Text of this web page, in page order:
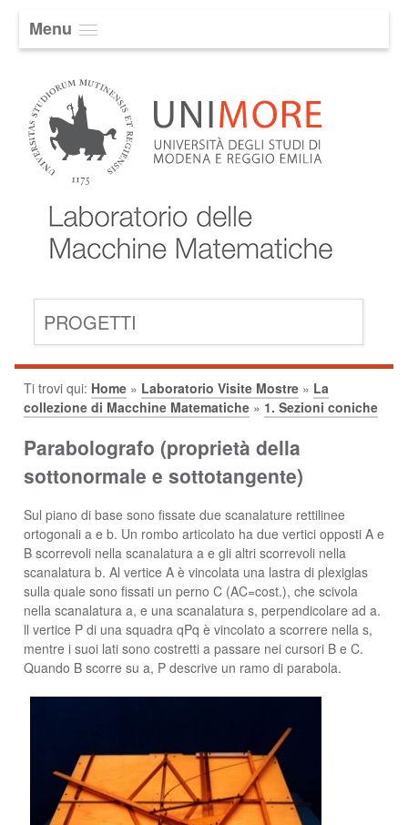
Menu
PROGETTI
Ti trovi qui: Home » Laboratorio Visite Mostre » La
collezione di Macchine Matematiche » 1. Sezioni coniche
Parabolografo (proprietà della
sottonormale e sottotangente)
Sul piano di base sono fissate due scanalature rettilinee
ortogonali a e b. Un rombo articolato ha due vertici opposti A e
B scorrevoli nella scanalatura a e gli altri scorrevoli nella
scanalatura b. Al vertice A è vincolata una lastra di plexiglas
sulla quale sono fissati un perno C (AC=cost.), che scivola
nella scanalatura a, e una scanalatura s, perpendicolare ad a.
ll vertice P di una squadra qPq è vincolato a scorrere nella s,
mentre i suoi lati sono costretti a passare nei cursori B e C.
Quando B scorre su a, P descrive un ramo di parabola.